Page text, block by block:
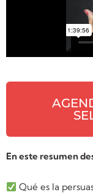
En este resumen
Qué es la